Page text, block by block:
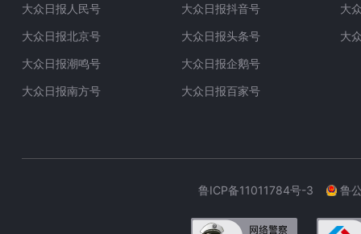
大众日报人民号
大众日报北京号
大众日报潮鸣号
大众日报南方号
大众日报抖音号
大众日报头条号
大众日报企鹅号
大众日报百家号
大
大
鲁ICP备11011784号-3 鲁